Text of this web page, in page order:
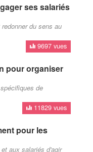
ses salariés
du sens au
9697 vues
pour organiser
de
11829 vues
pour les
aux salariés d'agir